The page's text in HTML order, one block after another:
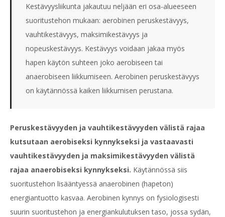
Kestävyysliikunta jakautuu neljään eri osa-alueeseen
suoritustehon mukaan: aerobinen peruskestävyys,
vauhtikestävyys, maksimikestävyys ja
nopeuskestävyys. Kestävyys voidaan jakaa myös
hapen käytön suhteen joko aerobiseen tai
anaerobiseen liikkumiseen. Aerobinen peruskestävyys
on käytännössä kaiken liikkumisen perustana.
Peruskestävyyden ja vauhtikestävyyden välistä rajaa
kutsutaan aerobiseksi kynnykseksi ja vastaavasti
vauhtikestävyyden ja maksimikestävyyden välistä
rajaa anaerobiseksi kynnykseksi. Käytännössä siis
suoritustehon lisääntyessä anaerobinen (hapeton)
energiantuotto kasvaa. Aerobinen kynnys on fysiologisesti
suurin suoritustehon ja energiankulutuksen taso, jossa sydän,